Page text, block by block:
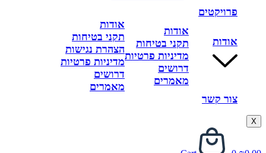
פרויקטים
אודות
אודות
תקני בטיחות
מדיניות פרטיות
דרושים
מאמרים
אודות
תקני בטיחות
הצהרת נגישות
מדיניות פרטיות
דרושים
מאמרים
צור קשר
X